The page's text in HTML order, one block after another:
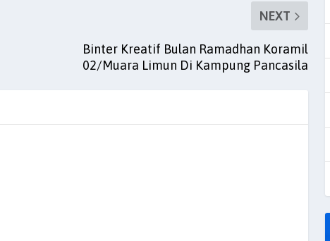
NEXT
Binter Kreatif Bulan Ramadhan Koramil
02/Muara Limun Di Kampung Pancasila